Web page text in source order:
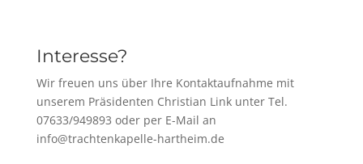
Interesse?
Wir freuen uns über Ihre Kontaktaufnahme mit
unserem Präsidenten Christian Link unter Tel.
07633/949893 oder per E-Mail an
info@trachtenkapelle-hartheim.de